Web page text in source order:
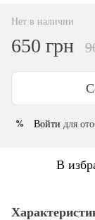
Нет в наличии
650 грн
% Войти для
В